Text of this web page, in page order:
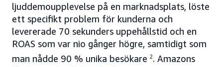
ljuddemoupplevelse på en marknadsplats, löste
ett specifikt problem för kunderna och
levererade 70 sekunders uppehållstid och en
ROAS som var nio gånger högre, samtidigt som
man nådde 90 % unika besökare 2. Amazons